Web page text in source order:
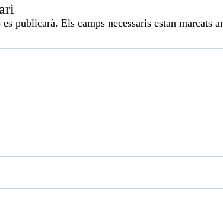
es publicarà. Els camps necessaris estan marcats